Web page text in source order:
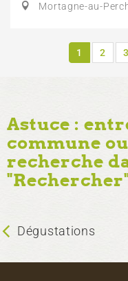
Mortagne-au-
1 2 3
Astuce :
commune
recherche
Dégustations